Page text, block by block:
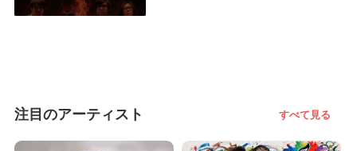
注目のアーティスト すべて見る